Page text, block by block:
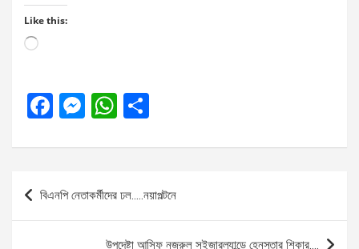
Like this:
Loading…
F
ce
b
o
M
se
n
g
er
W
at
A
p
ar
Post
navigation
বিএনপি নেতাকর্মীদের ঢল…..নয়াপল্টনে
উপদেষ্টা আসিফ নজরুল সুইজারল্যান্ডে হেনস্তার শিকার….